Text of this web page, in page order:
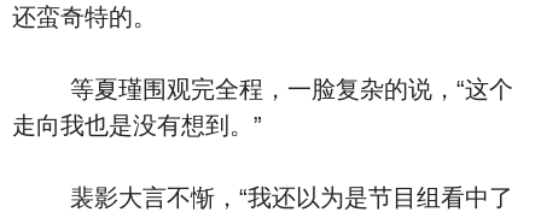
还蛮奇特的。
等夏瑾围观完全程，一脸复杂的说，“这个
走向我也是没有想到。”
裴影大言不惭，“我还以为是节目组看中了